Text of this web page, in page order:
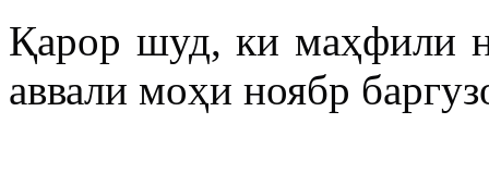
Қарор шуд, ки маҳфили
аввали моҳи ноябр